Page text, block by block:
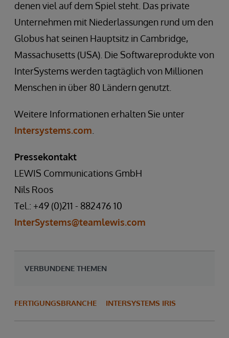
denen viel auf dem Spiel steht. Das private
Unternehmen mit Niederlassungen rund um den
Globus hat seinen Hauptsitz in Cambridge,
Massachusetts (USA). Die Softwareprodukte von
InterSystems werden tagtäglich von Millionen
Menschen in über 80 Ländern genutzt.
Weitere Informationen erhalten Sie unter
Intersystems.com
Pressekontakt
LEWIS Communications GmbH
Nils Roos
Tel.: +49 (0)211 - 882476 10
InterSystems@teamlewis.com
VERBUNDENE THEMEN
FERTIGUNGSBRANCHE INTERSYSTEMS IRIS